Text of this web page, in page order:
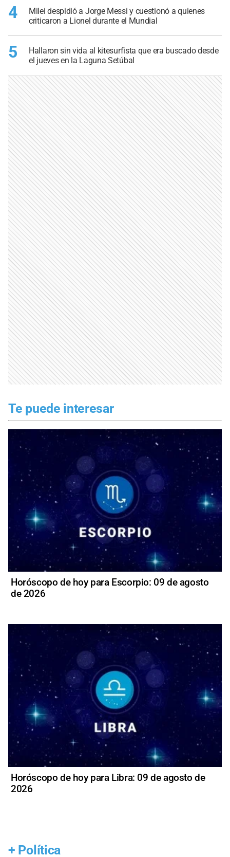
4
Milei despidió a Jorge Messi y cuestionó a quienes
criticaron a Lionel durante el Mundial
5
Hallaron sin vida al kitesurfista que era buscado desde
el jueves en la Laguna Setúbal
Te puede interesar
Horóscopo de hoy para Escorpio: 09 de agosto
de 2026
Horóscopo de hoy para Libra: 09 de agosto de
2026
+ Política